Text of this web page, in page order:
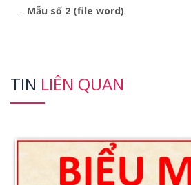
- Mẫu số 2 (file word).
TIN LIÊN QUAN